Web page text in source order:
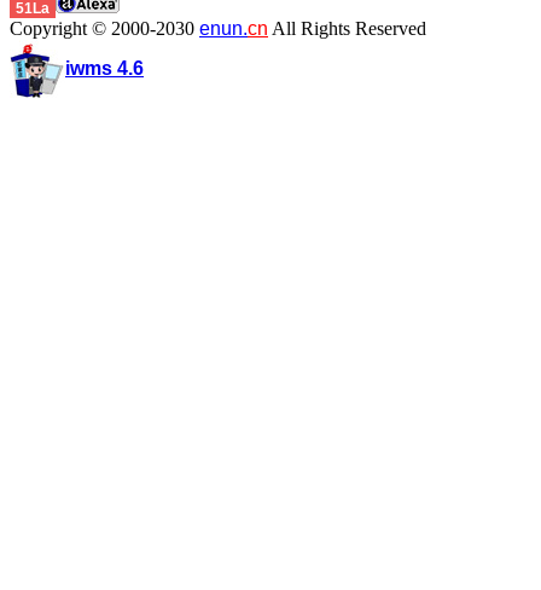
51La
Copyright © 2000-2030 enun.cn All Rights Reserved
iwms 4.6